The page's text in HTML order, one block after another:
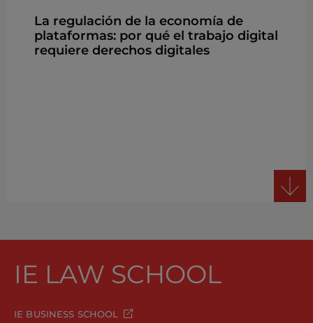
La regulación de la economía de
plataformas: por qué el trabajo digital
requiere derechos digitales
IE LAW SCHOOL
IE BUSINESS SCHOOL